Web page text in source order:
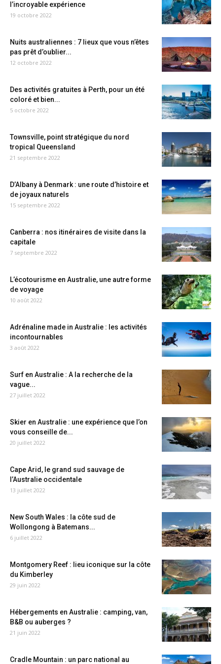
l’incroyable expérience
19 octobre 2022
Nuits australiennes : 7 lieux que vous n’êtes
pas prêt d’oublier...
12 octobre 2022
Des activités gratuites à Perth, pour un été
coloré et bien...
5 octobre 2022
Townsville, point stratégique du nord
tropical Queensland
21 septembre 2022
D’Albany à Denmark : une route d’histoire et
de joyaux naturels
15 septembre 2022
Canberra : nos itinéraires de visite dans la
capitale
7 septembre 2022
L’écotourisme en Australie, une autre forme
de voyage
10 août 2022
Adrénaline made in Australie : les activités
incontournables
3 août 2022
Surf en Australie : A la recherche de la
vague...
27 juillet 2022
Skier en Australie : une expérience que l’on
vous conseille de...
20 juillet 2022
Cape Arid, le grand sud sauvage de
l’Australie occidentale
13 juillet 2022
New South Wales : la côte sud de
Wollongong à Batemans...
6 juillet 2022
Montgomery Reef : lieu iconique sur la côte
du Kimberley
29 juin 2022
Hébergements en Australie : camping, van,
B&B ou auberges ?
21 juin 2022
Cradle Mountain : un parc national au